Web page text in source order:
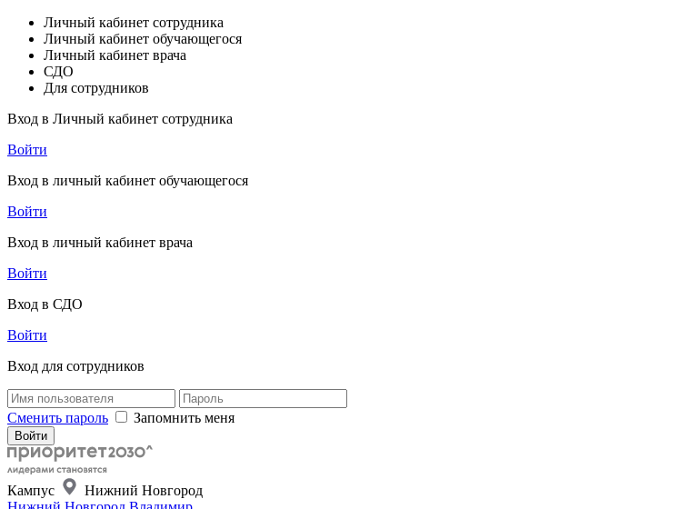
Личный кабинет сотрудника
Личный кабинет обучающегося
Личный кабинет врача
СДО
Для сотрудников
Вход в Личный кабинет сотрудника
Войти
Вход в личный кабинет обучающегося
Войти
Вход в личный кабинет врача
Войти
Вход в СДО
Войти
Вход для сотрудников
Сменить пароль Запомнить меня
Кампус
Нижний Новгород